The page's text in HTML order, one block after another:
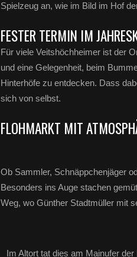
Spielzeug an, wie im Bild im Hof
FESTER TERMIN IM
Für viele Veitshöchheimer ist der
und eine Gelegenheit, beim
Hinterhöfe zu entdecken. Dass
sich von selbst.
FLOHMARKT MIT
Ob Sammler, Schnäppchenjäger
Besonders ins Auge stachen
Weg, wo Günther Stadtmüller mit
Im Altort tat dies am Mainufer